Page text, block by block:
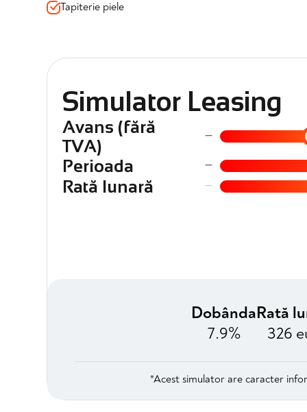
✔️Faruri Bi-Xenon
📍 Disponibilă imediat prin Automotion – achiziție în
Tapiterie piele
Simulator Leasing
Avans (fără
TVA)
−
Perioada
−
Rată lunară
−
Dobânda
7.9%
Rată
326
*Acest simulator are caracter